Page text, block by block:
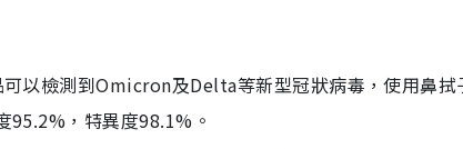
以檢測到Omicron及Delta等新型冠狀病毒，使用鼻拭
95.2%，特異度98.1%。